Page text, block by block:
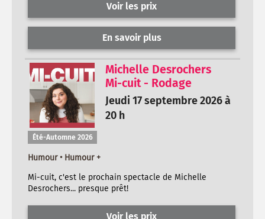
Voir les prix
En savoir plus
Michelle Desrochers
Mi-cuit - Rodage
Jeudi 17 septembre 2026 à
20 h
Été-Automne 2026
Humour • Humour +
Mi-cuit, c'est le prochain spectacle de Michelle
Desrochers... presque prêt!
Voir les prix